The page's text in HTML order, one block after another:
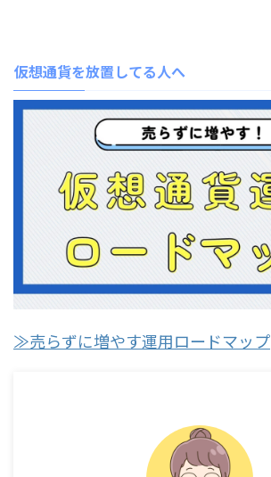
仮想通貨を放置してる人へ
≫売らずに増やす運用ロードマップ